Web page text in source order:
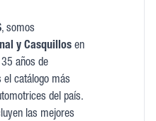
, somos
y Casquillosen
años de
el catálogo más
del país.
las mejores